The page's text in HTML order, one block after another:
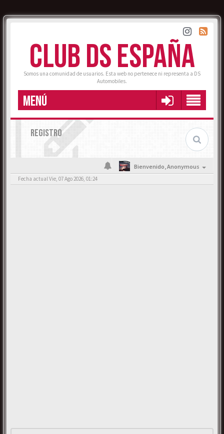
CLUB DS ESPAÑA
Somos una comunidad de usuarios. Esta web no pertenece ni representa a DS
Automobiles.
MENÚ
REGISTRO
Bienvenido,Anonymous
Fecha actual Vie, 07 Ago 2026, 01:24